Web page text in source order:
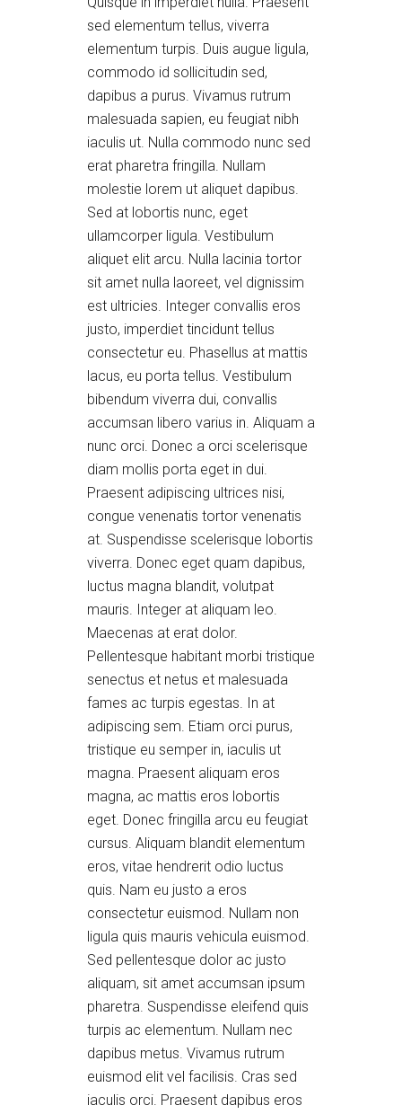
sed elementum tellus, viverra
elementum turpis. Duis augue ligula,
commodo id sollicitudin sed,
dapibus a purus. Vivamus rutrum
malesuada sapien, eu feugiat nibh
iaculis ut. Nulla commodo nunc sed
erat pharetra fringilla. Nullam
molestie lorem ut aliquet dapibus.
Sed at lobortis nunc, eget
ullamcorper ligula. Vestibulum
aliquet elit arcu. Nulla lacinia tortor
sit amet nulla laoreet, vel dignissim
est ultricies. Integer convallis eros
justo, imperdiet tincidunt tellus
consectetur eu. Phasellus at mattis
lacus, eu porta tellus. Vestibulum
bibendum viverra dui, convallis
accumsan libero varius in. Aliquam a
nunc orci. Donec a orci scelerisque
diam mollis porta eget in dui.
Praesent adipiscing ultrices nisi,
congue venenatis tortor venenatis
at. Suspendisse scelerisque lobortis
viverra. Donec eget quam dapibus,
luctus magna blandit, volutpat
mauris. Integer at aliquam leo.
Maecenas at erat dolor.
Pellentesque habitant morbi tristique
senectus et netus et malesuada
fames ac turpis egestas. In at
adipiscing sem. Etiam orci purus,
tristique eu semper in, iaculis ut
magna. Praesent aliquam eros
magna, ac mattis eros lobortis
eget. Donec fringilla arcu eu feugiat
cursus. Aliquam blandit elementum
eros, vitae hendrerit odio luctus
quis. Nam eu justo a eros
consectetur euismod. Nullam non
ligula quis mauris vehicula euismod.
Sed pellentesque dolor ac justo
aliquam, sit amet accumsan ipsum
pharetra. Suspendisse eleifend quis
turpis ac elementum. Nullam nec
dapibus metus. Vivamus rutrum
euismod elit vel facilisis. Cras sed
iaculis orci. Praesent dapibus eros